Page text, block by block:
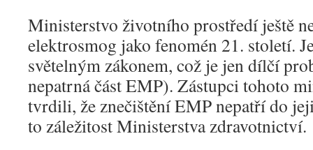
Ministerstvo životního prostředí ještě
elektrosmog jako fenomén 21. století.
světelným zákonem, což je jen dílčí
nepatrná část EMP). Zástupci tohoto
tvrdili, že znečištění EMP nepatří do
to záležitost Ministerstva zdravotnictví.